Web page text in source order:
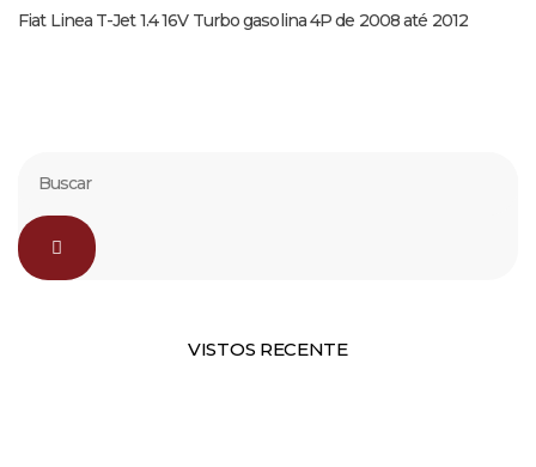
Fiat Linea T-Jet 1.4 16V Turbo gasolina 4P de 2008 até 2012
VISTOS RECENTE